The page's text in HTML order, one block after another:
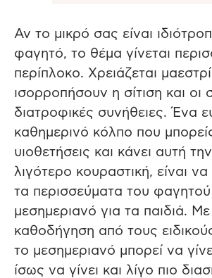
Αν το μικρό σας είναι
φαγητό, το θέμα γίνεται
περίπλοκο. Χρειάζεται
ισορροπήσουν η σίτιση και οι
διατροφικές συνήθειες. Ένα
καθημερινό κόλπο που
υιοθετήσεις και κάνει αυτή
λιγότερο κουραστική, είναι να
τα περισσεύματα του
μεσημεριανό για τα παιδιά. Με
καθοδήγηση από τους
το μεσημεριανό μπορεί να
ίσως να γίνει και λίγο πιο